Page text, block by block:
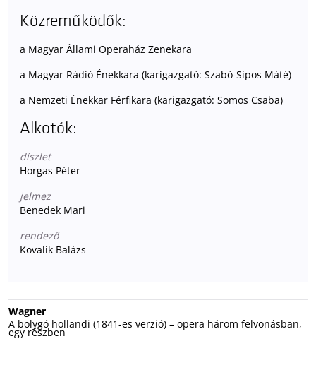
Közreműködők:
a Magyar Állami Operaház Zenekara
a Magyar Rádió Énekkara (karigazgató: Szabó-Sipos Máté)
a Nemzeti Énekkar Férfikara (karigazgató: Somos Csaba)
Alkotók:
díszlet
Horgas Péter
jelmez
Benedek Mari
rendező
Kovalik Balázs
Wagner
A bolygó hollandi (1841-es verzió) – opera három felvonásban,
egy részben